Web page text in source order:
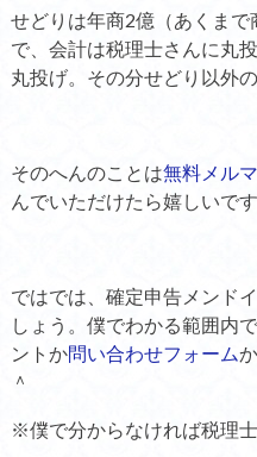
せどりは年商2億（あくま
で、会計は税理士さんに丸
丸投げ。その分せどり以外
そのへんのことは無料メル
んでいただけたら嬉しいです
ではでは、確定申告メンド
しょう。僕でわかる範囲内
ントか問い合わせフォーム
＾
※僕で分からなければ税理